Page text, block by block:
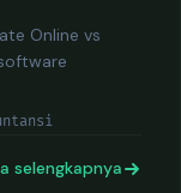
Online vs
selengkapnya